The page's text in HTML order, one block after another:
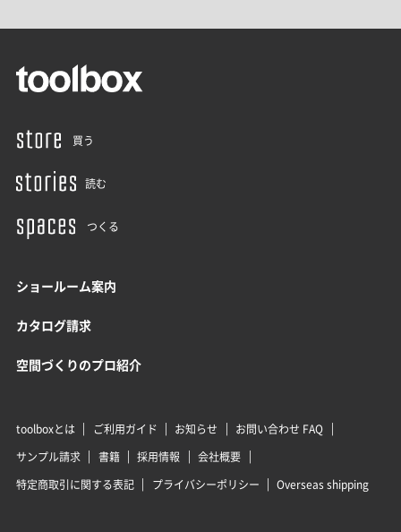
買う
読む
つくる
ショールーム案内
カタログ請求
空間づくりのプロ紹介
toolboxとは ご利用ガイド お知らせ
お問い合わせ FAQ
サンプル請求
書籍 採用情報
会社概要
特定商取引に関する表記
プライバシーポリシー Overseas shipping